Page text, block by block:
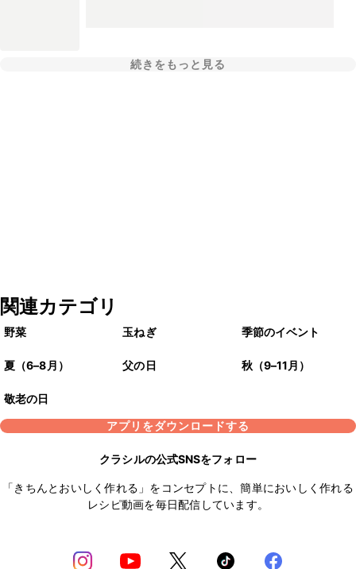
続きをもっと見る
関連カテゴリ
野菜 玉ねぎ 季節のイベント
夏（6–8月） 父の日 秋（9–11月）
敬老の日
アプリをダウンロードする
クラシルの公式SNSをフォロー
「きちんとおいしく作れる」をコンセプトに、簡単においしく作れる
レシピ動画を毎日配信しています。